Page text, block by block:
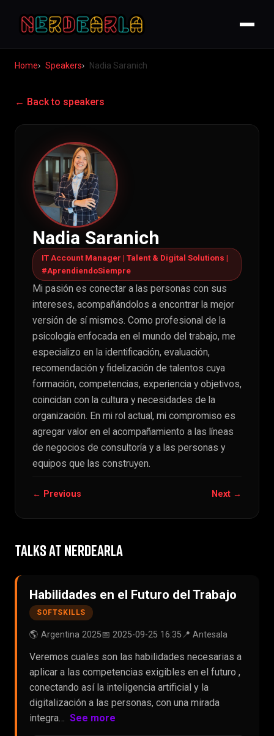
Home Speakers Nadia Saranich
← Back to speakers
Nadia Saranich
IT Account Manager | Talent & Digital Solutions |
#AprendiendoSiempre
Mi pasión es conectar a las personas con sus
intereses, acompañándolos a encontrar la mejor
versión de sí mismos. Como profesional de la
psicología enfocada en el mundo del trabajo, me
especializo en la identificación, evaluación,
recomendación y fidelización de talentos cuya
formación, competencias, experiencia y objetivos,
coincidan con la cultura y necesidades de la
organización. En mi rol actual, mi compromiso es
agregar valor en el acompañamiento a las líneas
de negocios de consultoría y a las personas y
equipos que las construyen.
← Previous Next →
TALKS AT NERDEARLA
Habilidades en el Futuro del Trabajo
SOFTSKILLS
🌎 Argentina 2025📅 2025-09-25 16:35📍 Antesala
Veremos cuales son las habilidades necesarias a
aplicar a las competencias exigibles en el futuro ,
conectando así la inteligencia artificial y la
digitalización a las personas, con una mirada
integra… See more